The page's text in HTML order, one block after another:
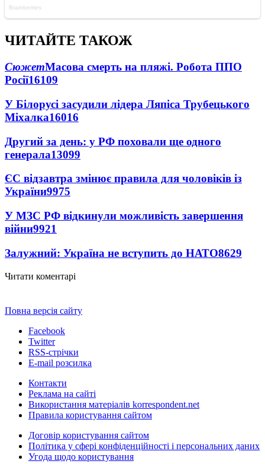
ЧИТАЙТЕ ТАКОЖ
СюжетМасова смерть на пляжі. Робота ППО
Росії16109
У Білорусі засудили лідера Ляпіса Трубецького
Міхалка16016
Другий за день: у РФ поховали ще одного
генерала13099
ЄС відзавтра змінює правила для чоловіків із
України9975
У МЗС РФ відкинули можливість завершення
війни9921
Залужний: Україна не вступить до НАТО8629
Читати коментарі
Повна версія сайту
Facebook
Twitter
RSS-стрічки
E-mail розсилка
Контакти
Реклама на сайті
Використання матеріалів korrespondent.net
Правила користування сайтом
Договір користування сайтом
Політика у сфері конфіденційності і персональних даних
Угода щодо користування